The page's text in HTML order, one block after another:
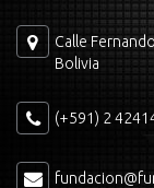
Calle
Bolivia
(+591) 2